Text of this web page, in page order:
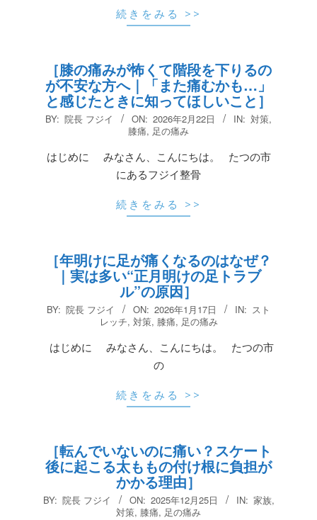
続きをみる >>
［膝の痛みが怖くて階段を下りるの
が不安な方へ｜「また痛むかも…」
と感じたときに知ってほしいこと］
2026-
BY: 院長 フジイ ON: 2026年2月22日 IN: 対策,
膝痛, 足の痛み
はじめに みなさん、こんにちは。 たつの市
にあるフジイ整骨
続きをみる >>
［年明けに足が痛くなるのはなぜ？
｜実は多い“正月明けの足トラブ
ル”の原因］
2026-
BY: 院長 フジイ ON: 2026年1月17日 IN: スト
レッチ, 対策, 膝痛, 足の痛み
はじめに みなさん、こんにちは。 たつの市
の
続きをみる >>
［転んでいないのに痛い？スケート
後に起こる太ももの付け根に負担が
かかる理由］
2025-
BY: 院長 フジイ ON: 2025年12月25日 IN: 家族,
対策, 膝痛, 足の痛み